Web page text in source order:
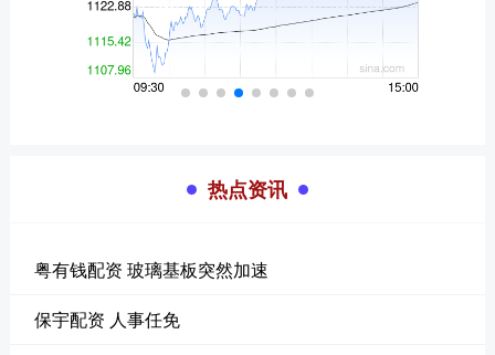
热点资讯
粤有钱配资 玻璃基板突然加速
保宇配资 人事任免